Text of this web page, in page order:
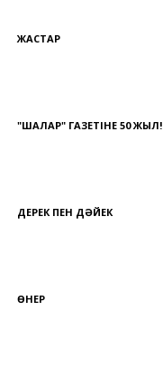
ЖАСТАР
"ШАЛҚАР" ГАЗЕТІНЕ 50 ЖЫЛ!
ДЕРЕК ПЕН ДӘЙЕК
ӨНЕР